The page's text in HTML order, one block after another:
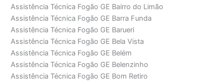
Assistência Técnica Fogão GE Bairro do Limão
Assistência Técnica Fogão GE Barra Funda
Assistência Técnica Fogão GE Barueri
Assistência Técnica Fogão GE Bela Vista
Assistência Técnica Fogão GE Belém
Assistência Técnica Fogão GE Belenzinho
Assistência Técnica Fogão GE Bom Retiro